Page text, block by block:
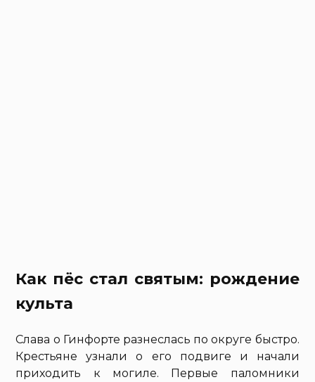
Как пёс стал святым: рождение
культа
Слава о Гинфорте разнеслась по округе быстро.
Крестьяне узнали о его подвиге и начали
приходить к могиле. Первые паломники